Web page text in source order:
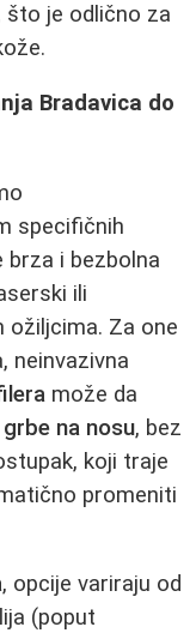
što je odlično za
Bradavica do
specifičnih
brza i bezbolna
ili
ožiljcima. Za one
neinvazivna
može da
grbe na nosu, bez
koji traje
promeniti
, opcije variraju od
(poput